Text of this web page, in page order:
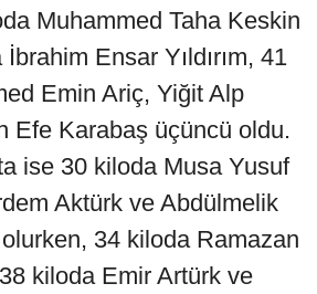
Muhammed Taha Keskin
Ensar Yıldırım, 41
Emin Ariç, Yiğit Alp
Efe Karabaş üçüncü oldu.
ise 30 kiloda Musa Yusuf
Aktürk ve Abdülmelik
34 kiloda Ramazan
kiloda Emir Artürk ve